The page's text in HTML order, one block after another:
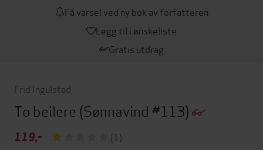
Få varsel ved ny bok av forfatteren
Legg til i ønskeliste
Gratis utdrag
Frid Ingulstad
To beilere (Sønnavind #113)
119,-
(1)